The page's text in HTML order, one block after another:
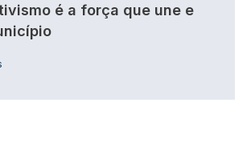
é a força que une e